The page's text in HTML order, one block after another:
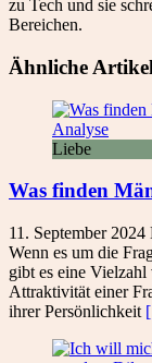
zu Tech und sie
Bereichen.
Ähnliche Artikel
Liebe
Was finden
11. September 2024
Wenn es um die
gibt es eine
Attraktivität einer
ihrer Persönlichkeit